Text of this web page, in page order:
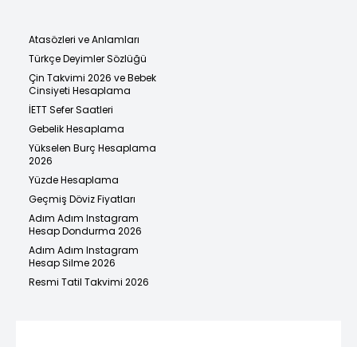
Atasözleri ve Anlamları
Türkçe Deyimler Sözlüğü
Çin Takvimi 2026 ve Bebek
Cinsiyeti Hesaplama
İETT Sefer Saatleri
Gebelik Hesaplama
Yükselen Burç Hesaplama
2026
Yüzde Hesaplama
Geçmiş Döviz Fiyatları
Adım Adım Instagram
Hesap Dondurma 2026
Adım Adım Instagram
Hesap Silme 2026
Resmi Tatil Takvimi 2026